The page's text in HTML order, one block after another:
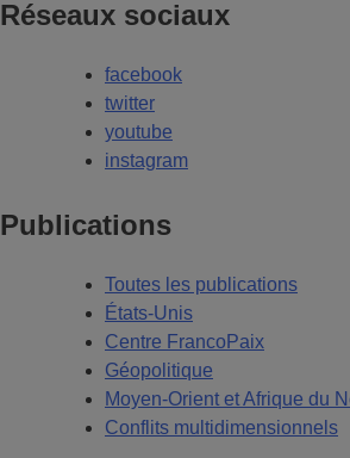
Réseaux sociaux
facebook
twitter
youtube
instagram
Publications
Toutes les publications
États-Unis
Centre FrancoPaix
Géopolitique
Moyen-Orient et Afrique du
Conflits multidimensionnels